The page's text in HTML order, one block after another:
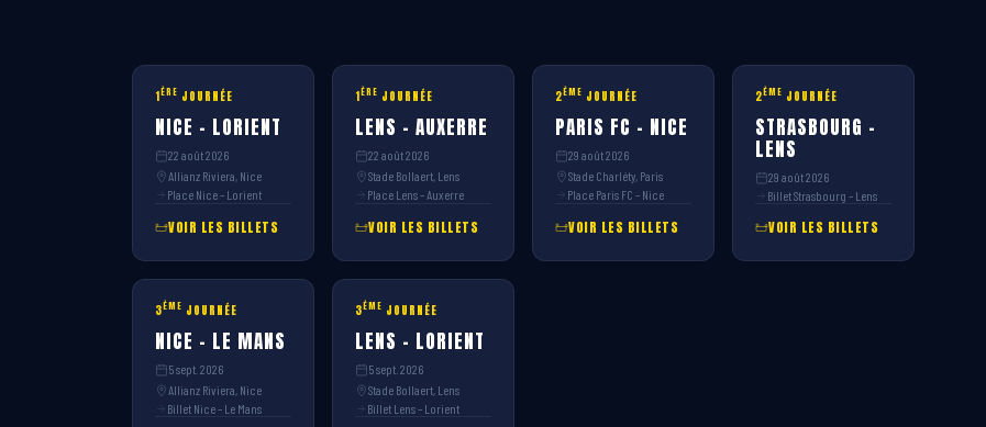
1ÈRE JOURNÉE
NICE – LORIENT
22 août 2026
Allianz Riviera, Nice
Place Nice – Lorient
VOIR LES BILLETS
1ÈRE JOURNÉE
LENS – AUXERRE
22 août 2026
Stade Bollaert, Lens
Place Lens – Auxerre
VOIR LES BILLETS
2ÈME JOURNÉE
PARIS FC – NICE
29 août 2026
Stade Charléty, Paris
Place Paris FC – Nice
VOIR LES BILLETS
2ÈME JOURNÉE
STRASBOURG –
LENS
29 août 2026
Billet Strasbourg – Lens
VOIR LES BILLETS
3ÈME JOURNÉE
NICE – LE MANS
5 sept. 2026
Allianz Riviera, Nice
Billet Nice – Le Mans
3ÈME JOURNÉE
LENS – LORIENT
5 sept. 2026
Stade Bollaert, Lens
Billet Lens – Lorient